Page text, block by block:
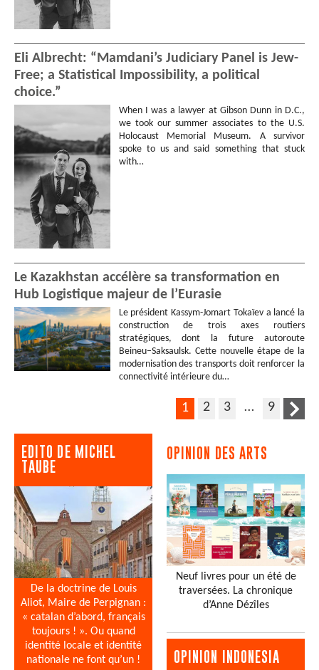
Eli Albrecht: “Mamdani’s Judiciary Panel is Jew-
Free; a Statistical Impossibility, a political
choice.”
When I was a lawyer at Gibson Dunn in D.C.,
we took our summer associates to the U.S.
Holocaust Memorial Museum. A survivor
spoke to us and said something that stuck
with…
Le Kazakhstan accélère sa transformation en
Hub Logistique majeur de l’Eurasie
Le président Kassym-Jomart Tokaïev a lancé la
construction de trois axes routiers
stratégiques, dont la future autoroute
Beineu–Saksaulsk. Cette nouvelle étape de la
modernisation des transports doit renforcer la
connectivité intérieure du…
1 2 3 … 9
EDITO DE MICHEL
TAUBE
De la doctrine de Louis
Aliot, Maire de Perpignan :
« catalan d’abord, français
toujours ! ». Ou quand
identité locale et identité
nationale ne font qu’un !
OPINION DES ARTS
Neuf livres pour un été de
traversées. La chronique
d’Anne Dézîles
OPINION INDONESIA